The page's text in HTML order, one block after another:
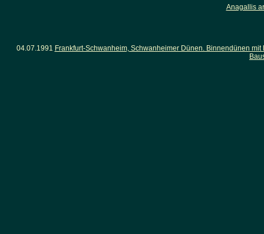
Anagallis
04.07.1991 Frankfurt-Schwanheim, Schwanheimer Dünen. Binnendünen